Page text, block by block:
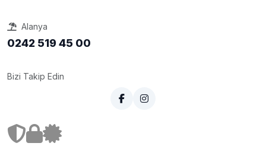
Alanya
0242 519 45 00
Bizi Takip Edin